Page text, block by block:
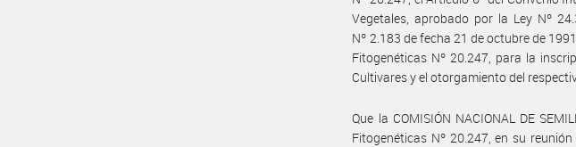
Vegetales, aprobado por la Ley Nº
Nº 2.183 de fecha 21 de octubre de
Fitogenéticas Nº 20.247, para la
Cultivares y el otorgamiento del
Que la COMISIÓN NACIONAL DE
Fitogenéticas Nº 20.247, en su